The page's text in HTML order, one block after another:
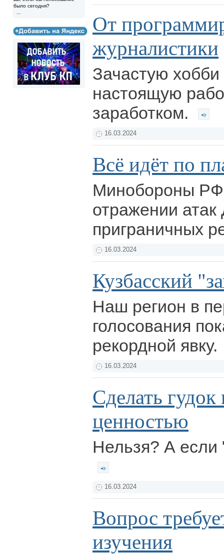
было сегодня?
От
журналистики
Зачастую хобби
настоящую
заработком.
16.03.2024
Всё идёт по
Минобороны
отражении
приграничных
16.03.2024
Кузбасский
Наш регион в
голосования
рекордной явку.
16.03.2024
Сделать
ценностью
Нельзя? А если
16.03.2024
Вопрос
изучения